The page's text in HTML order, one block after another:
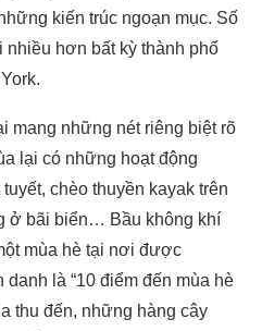
kiến trúc ngoạn mục. Số
hơn bất kỳ thành phố
mang những nét riêng biệt rõ
lại có những hoạt động
chèo thuyền kayak trên
ở bãi biển… Bầu không khí
mùa hè tại nơi được
là “10 điểm đến mùa hè
thu đến, những hàng cây